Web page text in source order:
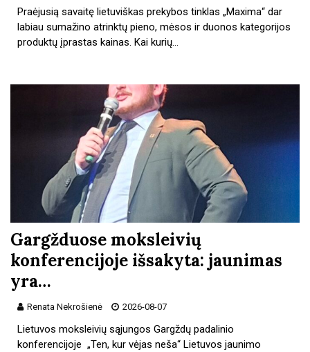
Praėjusią savaitę lietuviškas prekybos tinklas „Maxima“ dar
labiau sumažino atrinktų pieno, mėsos ir duonos kategorijos
produktų įprastas kainas. Kai kurių…
Gargžduose moksleivių
konferencijoje išsakyta: jaunimas
yra…
Renata Nekrošienė 2026-08-07
Lietuvos moksleivių sąjungos Gargždų padalinio
konferencijoje „Ten, kur vėjas neša“ Lietuvos jaunimo